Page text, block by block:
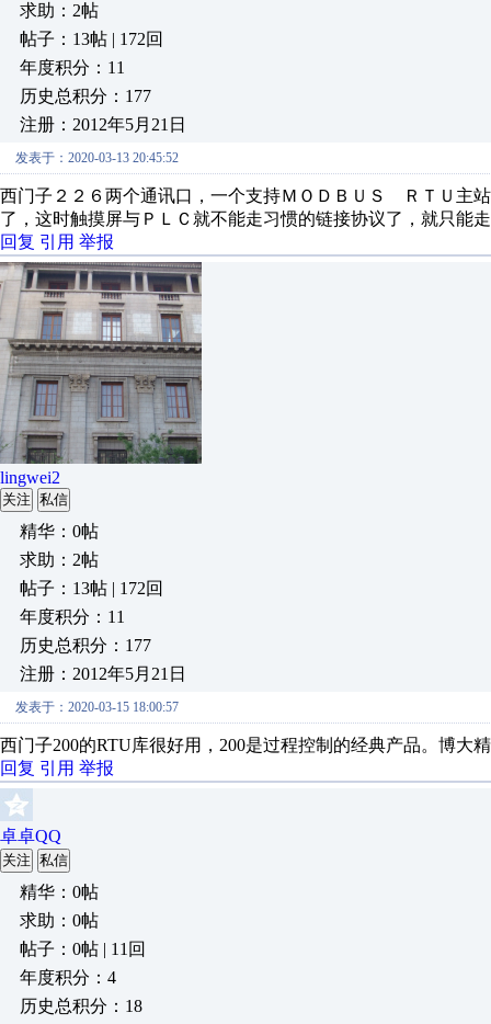
求助：2帖
帖子：13帖 | 172回
年度积分：11
历史总积分：177
注册：2012年5月21日
发表于：2020-03-13 20:45:52
西门子２２６两个通讯口，一个支持ＭＯＤＢＵＳ ＲＴＵ主
了，这时触摸屏与ＰＬＣ就不能走习惯的链接协议了，就只能
回复 引用 举报
lingwei2
关注 私信
精华：0帖
求助：2帖
帖子：13帖 | 172回
年度积分：11
历史总积分：177
注册：2012年5月21日
发表于：2020-03-15 18:00:57
西门子200的RTU库很好用，200是过程控制的经典产品。博大
回复 引用 举报
卓卓QQ
关注 私信
精华：0帖
求助：0帖
帖子：0帖 | 11回
年度积分：4
历史总积分：18